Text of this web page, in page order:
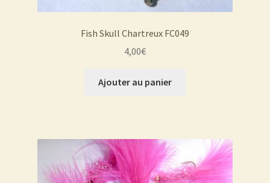
Fish Skull Chartreux FC049
4,00€
Ajouter au panier